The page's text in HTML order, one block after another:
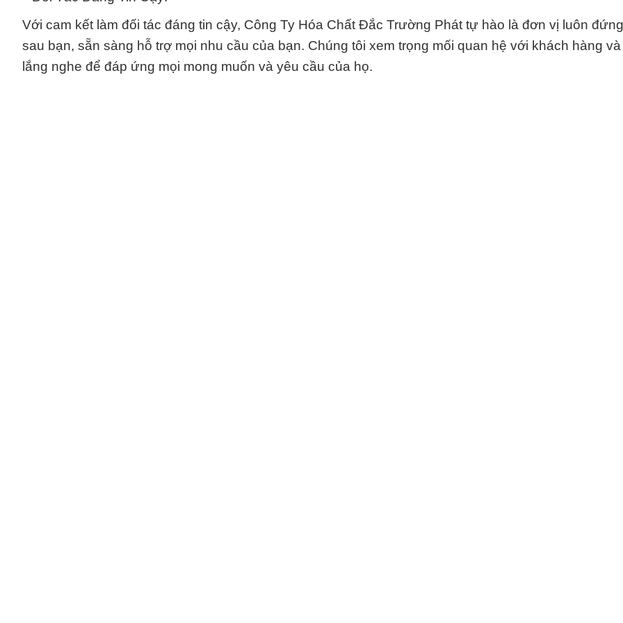
Với cam kết làm đối tác đáng tin cậy, Công Ty Hóa Chất Đắc Trường Phát tự hào là đơn vị luôn
sau bạn, sẵn sàng hỗ trợ mọi nhu cầu của bạn. Chúng tôi xem trọng mối quan hệ với khách hàng
lắng nghe để đáp ứng mọi mong muốn và yêu cầu của họ.